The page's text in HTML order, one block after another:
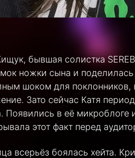
бывшая солистка
ножки сына и
шоком для поклонников,
Зато сейчас Катя
в её микроблоге
этот факт перед
всерьёз боялась хейта.